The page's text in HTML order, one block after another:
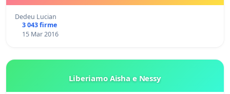
Dedeu Lucian
3 043 firme
15 Mar 2016
Liberiamo Aisha e Nessy